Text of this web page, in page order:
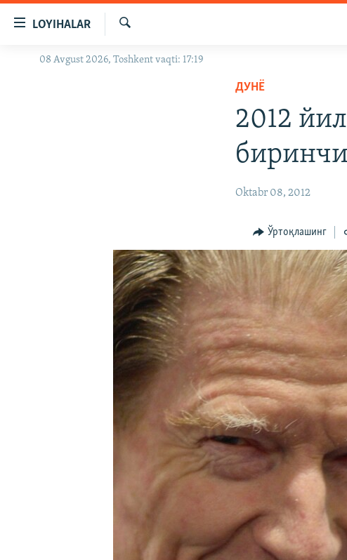
Бош
LOYIHALAR
OZODLIK SURISHTIRUVLARI
Излаш
08 Avgust 2026, Toshkent vaqti: 17:19
ДУНË
2012
Oktabr 08, 2012
Ўртоқлашинг